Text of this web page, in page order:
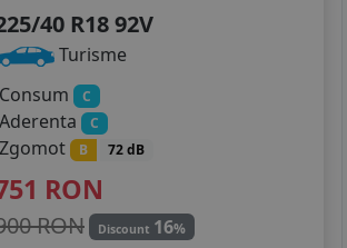
40 R18 92V
Turisme
Consum
C
Aderenta C
Zgomot B 72 dB
RON
RON Discount 16%